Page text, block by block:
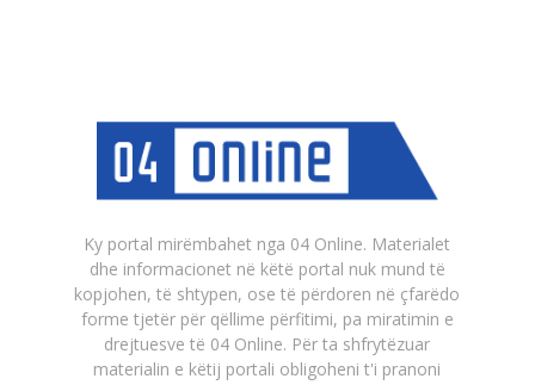
Ky portal mirëmbahet nga 04 Online. Materialet
dhe informacionet në këtë portal nuk mund të
kopjohen, të shtypen, ose të përdoren në çfarëdo
forme tjetër për qëllime përfitimi, pa miratimin e
drejtuesve të 04 Online. Për ta shfrytëzuar
materialin e këtij portali obligoheni t'i pranoni